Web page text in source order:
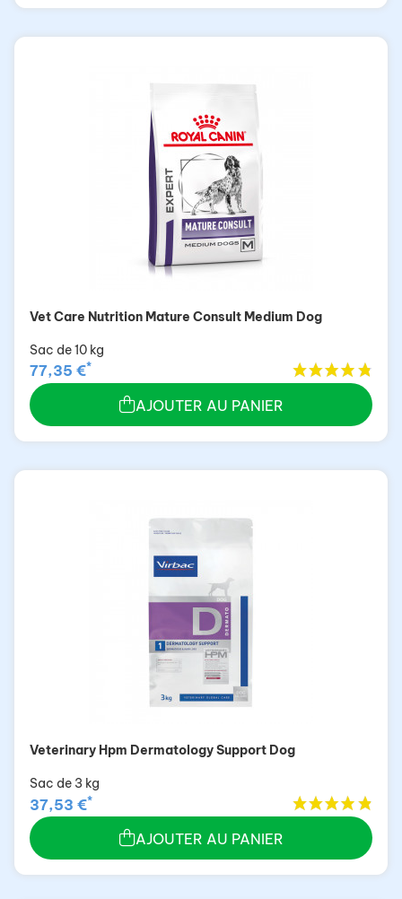
Vet Care Nutrition Mature Consult Medium Dog
Sac de 10 kg
77,35 €*
AJOUTER AU PANIER
Veterinary Hpm Dermatology Support Dog
Sac de 3 kg
37,53 €*
AJOUTER AU PANIER